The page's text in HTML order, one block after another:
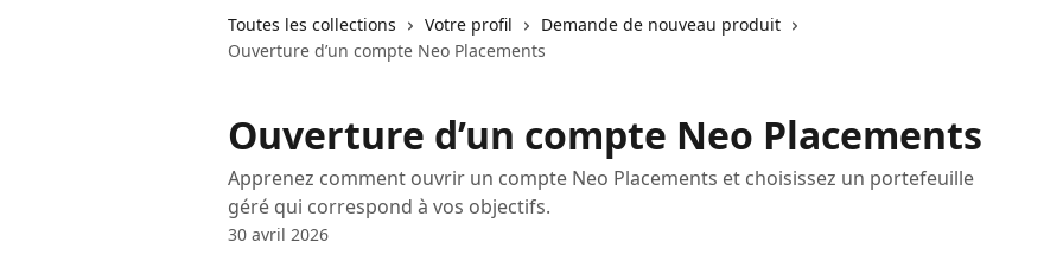
Toutes les collections Votre profil
Demande de nouveau produit
Ouverture d’un compte Neo Placements
Ouverture d’un compte Neo Placements
Apprenez comment ouvrir un compte Neo Placements et choisissez un portefeuille
géré qui correspond à vos objectifs.
30 avril 2026